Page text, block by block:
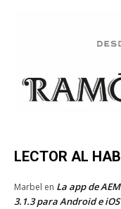
LECTOR AL
Marbel en La app de
3.1.3 para Android e iOS